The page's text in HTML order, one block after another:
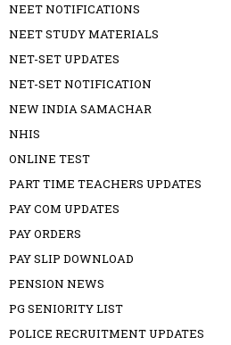
NEET NOTIFICATIONS
NEET STUDY MATERIALS
NET-SET UPDATES
NET-SET NOTIFICATION
NEW INDIA SAMACHAR
NHIS
ONLINE TEST
PART TIME TEACHERS UPDATES
PAY COM UPDATES
PAY ORDERS
PAY SLIP DOWNLOAD
PENSION NEWS
PG SENIORITY LIST
POLICE RECRUITMENT UPDATES